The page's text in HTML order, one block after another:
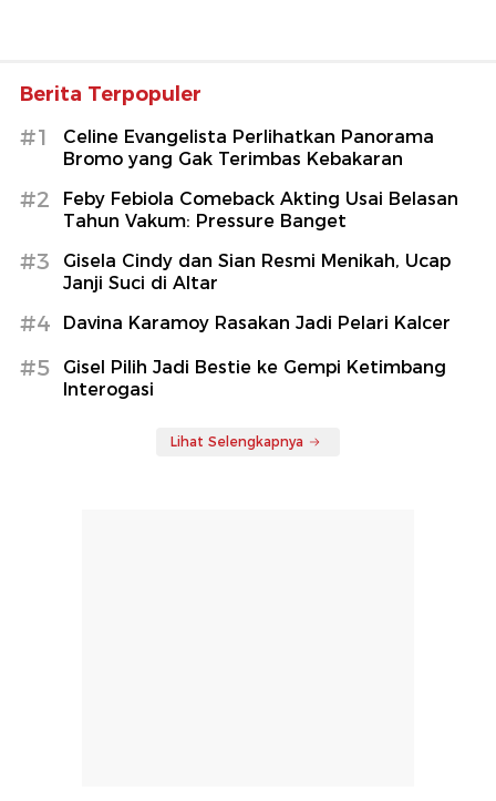
Berita Terpopuler
#1
Celine Evangelista Perlihatkan Panorama
Bromo yang Gak Terimbas Kebakaran
#2
Feby Febiola Comeback Akting Usai Belasan
Tahun Vakum: Pressure Banget
#3
Gisela Cindy dan Sian Resmi Menikah, Ucap
Janji Suci di Altar
#4 Davina Karamoy Rasakan Jadi Pelari Kalcer
#5
Gisel Pilih Jadi Bestie ke Gempi Ketimbang
Interogasi
Lihat Selengkapnya